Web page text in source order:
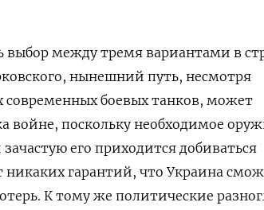
выбор между тремя вариантами в
нынешний путь, несмотря
современных боевых танков, может
войне, поскольку необходимое
его приходится добиваться
гарантий, что Украина
К тому же политические